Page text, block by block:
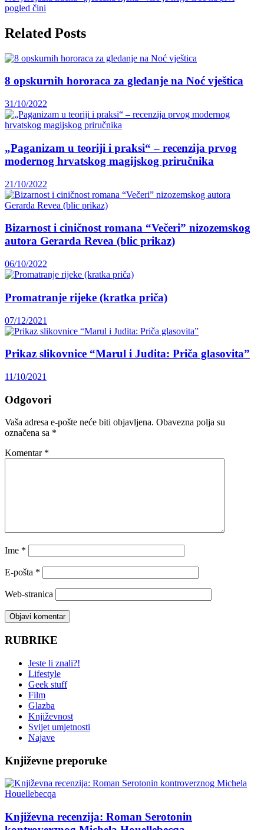
pogled čini
Related Posts
8 opskurnih hororaca za gledanje na Noć vještica
31/10/2022
„Paganizam u teoriji i praksi“ – recenzija prvog
modernog hrvatskog magijskog priručnika
21/10/2022
Bizarnost i ciničnost romana “Večeri” nizozemskog
autora Gerarda Revea (blic prikaz)
06/10/2022
Promatranje rijeke (kratka priča)
07/12/2021
Prikaz slikovnice “Marul i Judita: Priča glasovita”
11/10/2021
Odgovori
Vaša adresa e-pošte neće biti objavljena. Obavezna polja su
označena sa *
Komentar *
Ime *
E-pošta *
Web-stranica
RUBRIKE
Jeste li znali?!
Lifestyle
Geek stuff
Film
Glazba
Književnost
Svijet umjetnosti
Najave
Književne preporuke
Književna recenzija: Roman Serotonin